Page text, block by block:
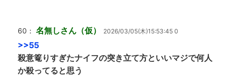
60： 名無しさん（仮） 2026/03/05(木)15:53:45 0
>>55
殺意篭りすぎたナイフの突き立て方といいマジで何人
か殺ってると思う